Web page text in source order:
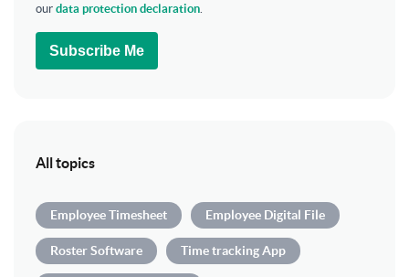
our data protection declaration
Subscribe Me
All topics
Employee Timesheet Employee Digital File
Roster Software Time tracking App